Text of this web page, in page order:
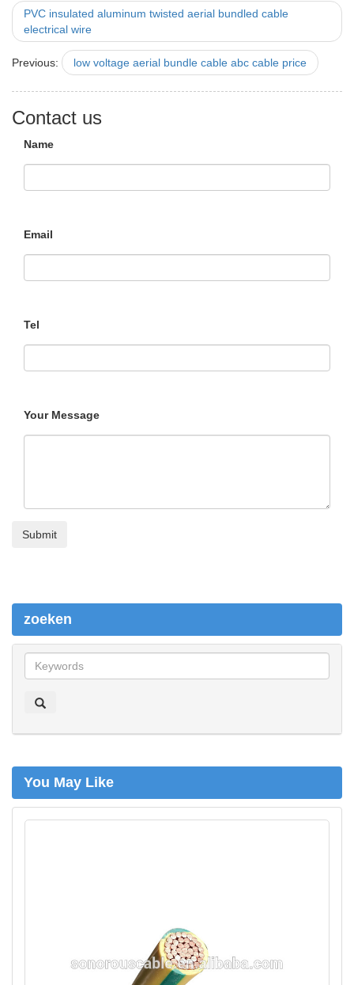
PVC insulated aluminum twisted aerial bundled cable
electrical wire
Previous: low voltage aerial bundle cable abc cable price
Contact us
Name
Email
Tel
Your Message
zoeken
o
n
You May Like